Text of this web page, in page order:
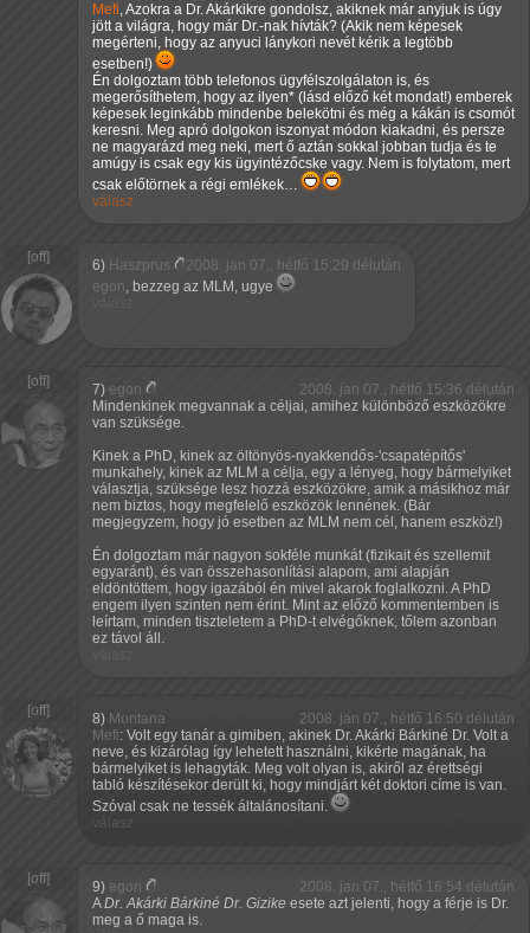
Mefi, Azokra a Dr. Akárkikre gondolsz, akiknek már anyjuk is úgy
jött a világra, hogy már Dr.-nak hívták? (Akik nem képesek
megérteni, hogy az anyuci lánykori nevét kérik a legtöbb
esetben!)
Én dolgoztam több telefonos ügyfélszolgálaton is, és
megerősíthetem, hogy az ilyen* (lásd előző két mondat!) emberek
képesek leginkább mindenbe belekötni és még a kákán is csomót
keresni. Meg apró dolgokon iszonyat módon kiakadni, és persze
ne magyarázd meg neki, mert ő aztán sokkal jobban tudja és te
amúgy is csak egy kis ügyintézőcske vagy. Nem is folytatom, mert
csak előtörnek a régi emlékek…
válasz
6) Haszprus
2008. jan 07., hétfő 15:29 délután
egon, bezzeg az MLM, ugye
7) egon
2008. jan 07., hétfő 15:36 délután
Mindenkinek megvannak a céljai, amihez különböző eszközökre
van szüksége.
Kinek a PhD, kinek az öltönyös-nyakkendős-'csapatépítős'
munkahely, kinek az MLM a célja, egy a lényeg, hogy bármelyiket
választja, szüksége lesz hozzá eszközökre, amik a másikhoz már
nem biztos, hogy megfelelő eszközök lennének. (Bár
megjegyzem, hogy jó esetben az MLM nem cél, hanem eszköz!)
Én dolgoztam már nagyon sokféle munkát (fizikait és szellemit
egyaránt), és van összehasonlítási alapom, ami alapján
eldöntöttem, hogy igazából én mivel akarok foglalkozni. A PhD
engem ilyen szinten nem érint. Mint az előző kommentemben is
leírtam, minden tiszteletem a PhD-t elvégőknek, tőlem azonban
ez távol áll.
8) Montana
2008. jan 07., hétfő 16:50 délután
Mefi: Volt egy tanár a gimiben, akinek Dr. Akárki Bárkiné Dr. Volt a
neve, és kizárólag így lehetett használni, kikérte magának, ha
bármelyiket is lehagyták. Meg volt olyan is, akiről az érettségi
tabló készítésekor derült ki, hogy mindjárt két doktori címe is van.
Szóval csak ne tessék általánosítani.
válasz
9) egon
2008. jan 07., hétfő 16:54 délután
ADr. Akárki Bárkiné Dr. Gizike esete azt jelenti, hogy a férje is Dr.
meg a ő maga is.